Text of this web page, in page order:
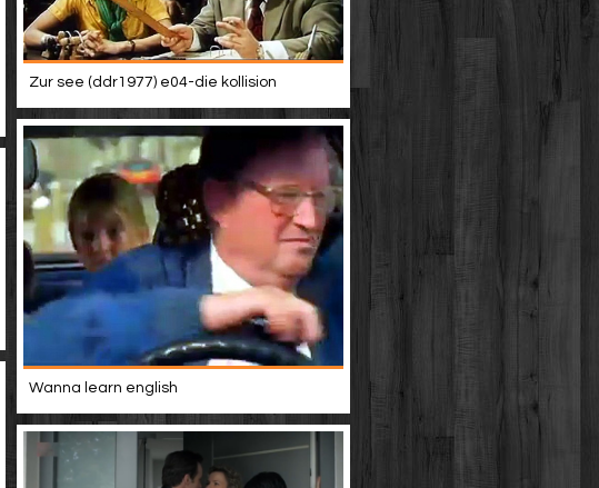
Zur see (ddr1977) e04-die kollision
Wanna learn english